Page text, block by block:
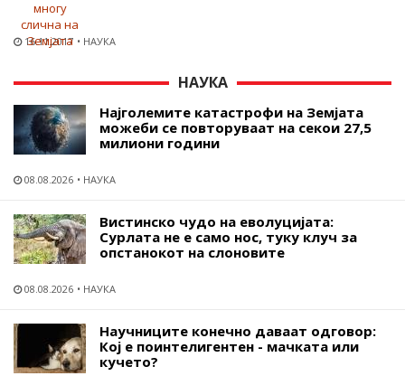
16.11.2017 НАУКА
НАУКА
Најголемите катастрофи на Земјата
можеби се повторуваат на секои 27,5
милиони години
08.08.2026 НАУКА
Вистинско чудо на еволуцијата:
Сурлата не е само нос, туку клуч за
опстанокот на слоновите
08.08.2026 НАУКА
Научниците конечно даваат одговор:
Кој е поинтелигентен - мачката или
кучето?